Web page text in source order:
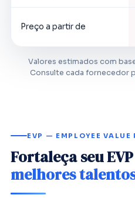
Preço a partir de
Valores estimados com
Consulte cada fornecedor
EVP — EMPLOYEE
Fortaleça seu
melhores